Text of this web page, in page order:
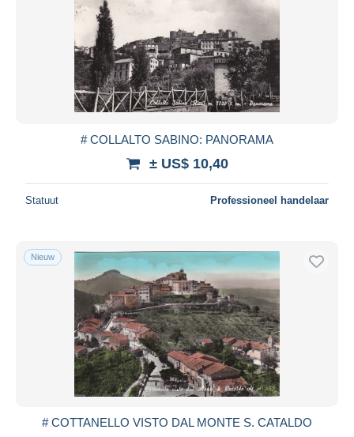
# COLLALTO SABINO: PANORAMA
± US$ 10,40
Statuut Professioneel handelaar
Nieuw
# COTTANELLO VISTO DAL MONTE S. CATALDO